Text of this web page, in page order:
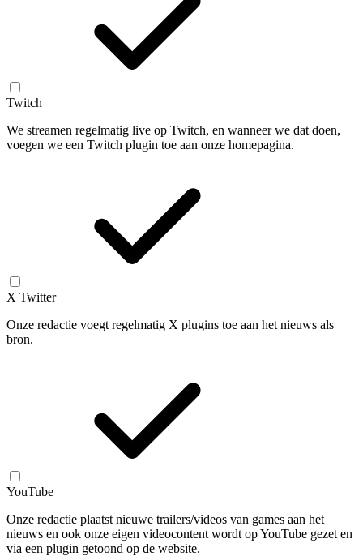
Twitch
We streamen regelmatig live op Twitch, en wanneer we dat doen,
voegen we een Twitch plugin toe aan onze homepagina.
X Twitter
Onze redactie voegt regelmatig X plugins toe aan het nieuws als
bron.
YouTube
Onze redactie plaatst nieuwe trailers/videos van games aan het
nieuws en ook onze eigen videocontent wordt op YouTube gezet en
via een plugin getoond op de website.